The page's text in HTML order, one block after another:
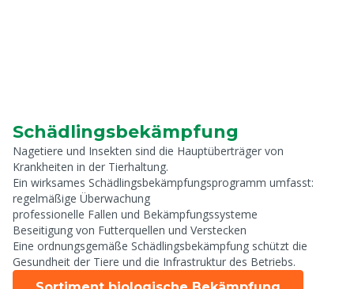
Schädlingsbekämpfung
Nagetiere und Insekten sind die Hauptüberträger von
Krankheiten in der Tierhaltung.
Ein wirksames Schädlingsbekämpfungsprogramm umfasst:
regelmäßige Überwachung
professionelle Fallen und Bekämpfungssysteme
Beseitigung von Futterquellen und Verstecken
Eine ordnungsgemäße Schädlingsbekämpfung schützt die
Gesundheit der Tiere und die Infrastruktur des Betriebs.